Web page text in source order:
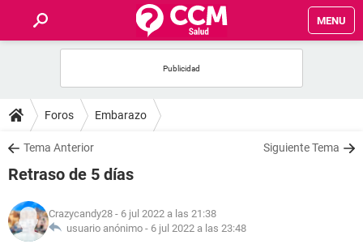
MENU
FOROS
SALUD
NUTRICIÓN
Foros Embarazo
Tema Anterior Siguiente Tema
Retraso de 5 días
Crazycandy28 - 6 jul 2022 a las 21:38
usuario anónimo - 6 jul 2022 a las 23:48